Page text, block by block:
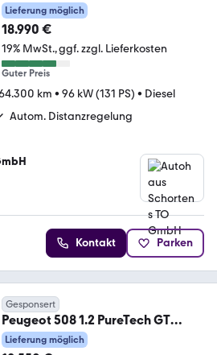
Lieferung möglich
18.990 €
19% MwSt. ggf. zzgl. Lieferkosten
Guter Preis
km • 96 kW (131 PS) • Diesel
Autom. Distanzregelung
Kontakt Parken
Gesponsert
Peugeot 508 1.2 PureTech GT
Aut.*NAVI*LED*SPUR*PDC*SHZ*
Lieferung möglich